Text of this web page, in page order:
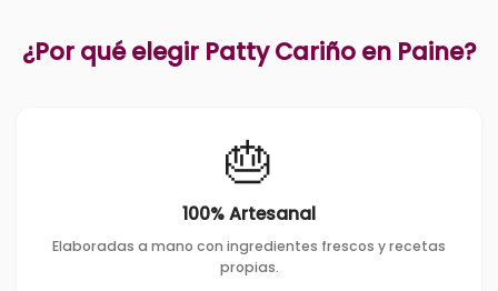
¿Por qué elegir Patty Cariño en Paine?
🎂
100% Artesanal
Elaboradas a mano con ingredientes frescos y recetas
propias.